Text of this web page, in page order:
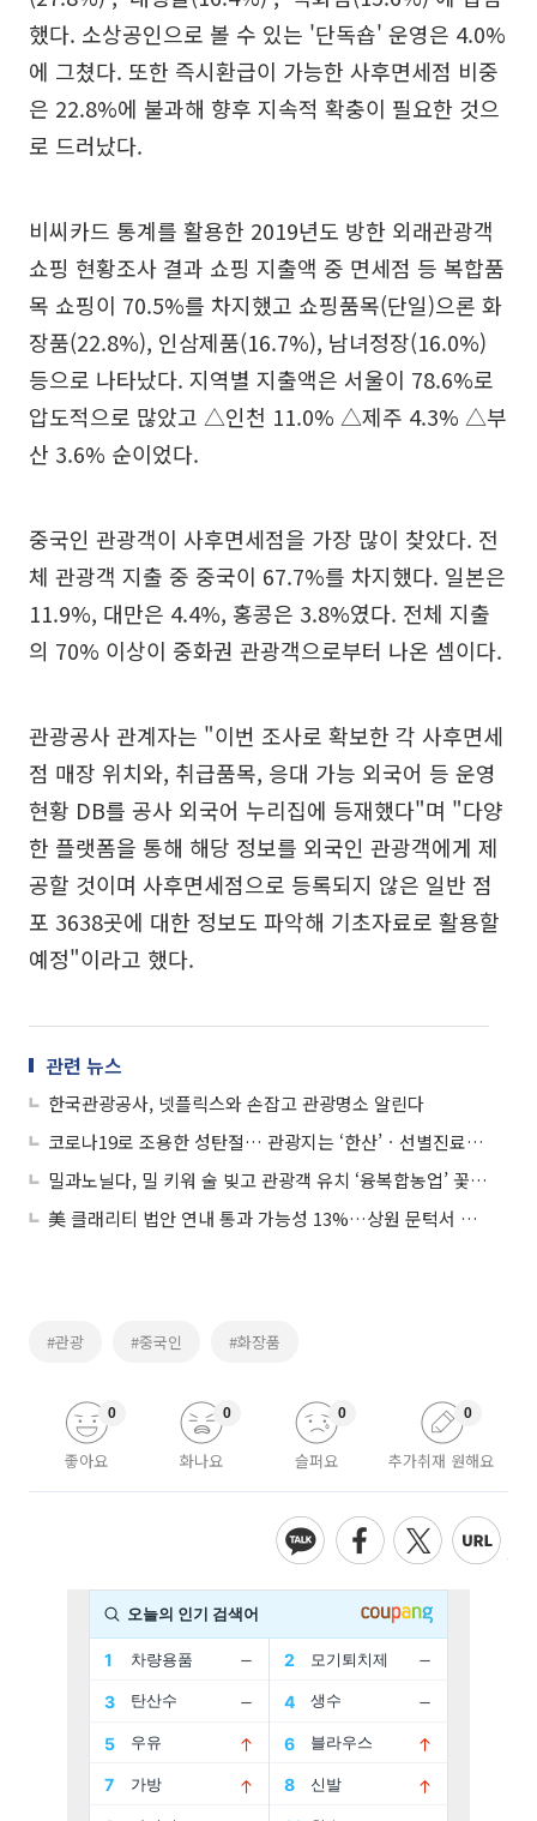
했다. 소상공인으로 볼 수 있는 '단독숍' 운영은 4.0%
에 그쳤다. 또한 즉시환급이 가능한 사후면세점 비중
은 22.8%에 불과해 향후 지속적 확충이 필요한 것으
로 드러났다.
비씨카드 통계를 활용한 2019년도 방한 외래관광객
쇼핑 현황조사 결과 쇼핑 지출액 중 면세점 등 복합품
목 쇼핑이 70.5%를 차지했고 쇼핑품목(단일)으론 화
장품(22.8%), 인삼제품(16.7%), 남녀정장(16.0%)
등으로 나타났다. 지역별 지출액은 서울이 78.6%로
압도적으로 많았고 △인천 11.0% △제주 4.3% △부
산 3.6% 순이었다.
중국인 관광객이 사후면세점을 가장 많이 찾았다. 전
체 관광객 지출 중 중국이 67.7%를 차지했다. 일본은
11.9%, 대만은 4.4%, 홍콩은 3.8%였다. 전체 지출
의 70% 이상이 중화권 관광객으로부터 나온 셈이다.
관광공사 관계자는 "이번 조사로 확보한 각 사후면세
점 매장 위치와, 취급품목, 응대 가능 외국어 등 운영
현황 DB를 공사 외국어 누리집에 등재했다"며 "다양
한 플랫폼을 통해 해당 정보를 외국인 관광객에게 제
공할 것이며 사후면세점으로 등록되지 않은 일반 점
포 3638곳에 대한 정보도 파악해 기초자료로 활용할
예정"이라고 했다.
관련 뉴스
한국관광공사, 넷플릭스와 손잡고 관광명소 알린다
코로나19로 조용한 성탄절… 관광지는 ‘한산’ㆍ선별진료소는 ‘북적’
밀과노닐다, 밀 키워 술 빚고 관광객 유치 ‘융복합농업’ 꽃피워
美 클래리티 법안 연내 통과 가능성 13%…상원 문턱서 제동
#관광 #중국인 #화장품
좋아요
0
화나요
0
슬퍼요
0
추가취재 원해요
0